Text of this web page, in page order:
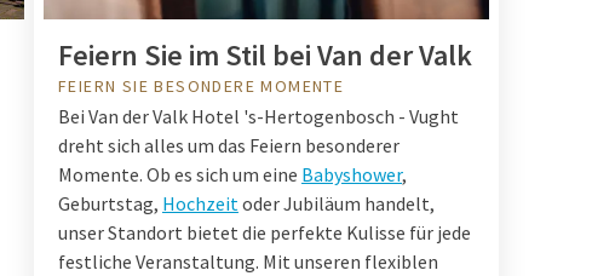
Feiern Sie im Stil bei Van der Valk
FEIERN SIE BESONDERE MOMENTE
Bei Van der Valk Hotel 's-Hertogenbosch - Vught
dreht sich alles um das Feiern besonderer
Momente. Ob es sich um eine Babyshower,
Geburtstag, Hochzeit oder Jubiläum handelt,
unser Standort bietet die perfekte Kulisse für jede
festliche Veranstaltung. Mit unseren flexiblen